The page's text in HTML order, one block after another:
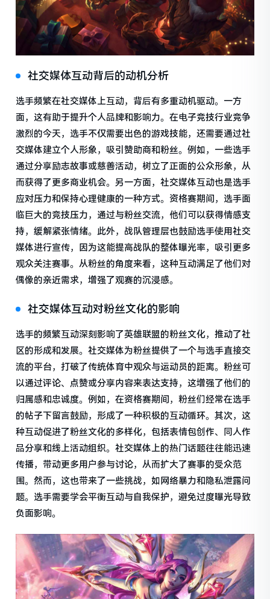
社交媒体互动背后的动机分析
选手频繁在社交媒体上互动，背后有多重动机驱动。一方
面，这有助于提升个人品牌和影响力。在电子竞技行业竞争
激烈的今天，选手不仅需要出色的游戏技能，还需要通过社
交媒体建立个人形象，吸引赞助商和粉丝。例如，一些选手
通过分享励志故事或慈善活动，树立了正面的公众形象，从
而获得了更多商业机会。另一方面，社交媒体互动也是选手
应对压力和保持心理健康的一种方式。资格赛期间，选手面
临巨大的竞技压力，通过与粉丝交流，他们可以获得情感支
持，缓解紧张情绪。此外，战队管理层也鼓励选手使用社交
媒体进行宣传，因为这能提高战队的整体曝光率，吸引更多
观众关注赛事。从粉丝的角度来看，这种互动满足了他们对
偶像的亲近需求，增强了观赛的沉浸感。
社交媒体互动对粉丝文化的影响
选手的频繁互动深刻影响了英雄联盟的粉丝文化，推动了社
区的形成和发展。社交媒体为粉丝提供了一个与选手直接交
流的平台，打破了传统体育中观众与运动员的距离。粉丝可
以通过评论、点赞或分享内容来表达支持，这增强了他们的
归属感和忠诚度。例如，在资格赛期间，粉丝们经常在选手
的帖子下留言鼓励，形成了一种积极的互动循环。其次，这
种互动促进了粉丝文化的多样化，包括表情包创作、同人作
品分享和线上活动组织。社交媒体上的热门话题往往能迅速
传播，带动更多用户参与讨论，从而扩大了赛事的受众范
围。然而，这也带来了一些挑战，如网络暴力和隐私泄露问
题。选手需要学会平衡互动与自我保护，避免过度曝光导致
负面影响。